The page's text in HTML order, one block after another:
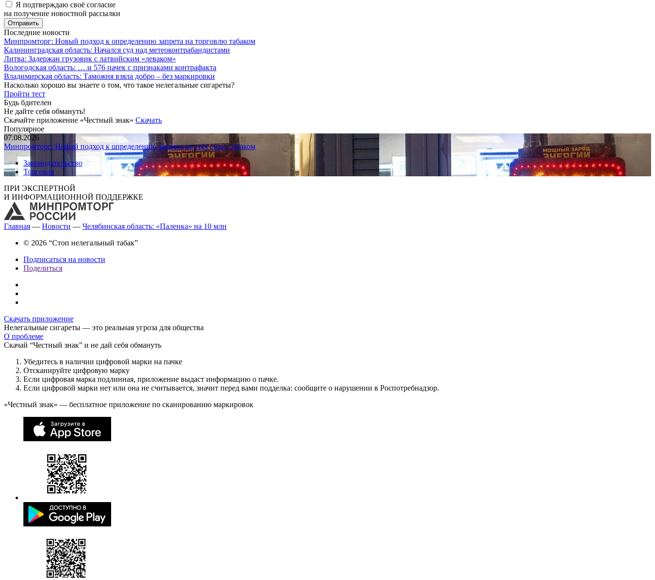
Я подтверждаю своё согласие
на получение новостной рассылки
Последние новости
Минпромторг: Новый подход к определению запрета на торговлю табаком
Калининградская область: Начался суд над метеоконтрабандистами
Литва: Задержан грузовик с латвийским «леваком»
Вологодская область: … и 576 пачек с признаками контрафакта
Владимирская область: Таможня взяла добро – без маркировки
Насколько хорошо вы знаете о том, что такое нелегальные сигареты?
Пройти тест
Будь бдителен
Не дайте себя обмануть!
Скачайте приложение «Честный знак» Скачать
Популярное
07.08.2026
Минпромторг: Новый подход к определению запрета на торговлю табаком
Законодательство
Торговля
ПРИ ЭКСПЕРТНОЙ
И ИНФОРМАЦИОННОЙ ПОДДЕРЖКЕ
Главная — Новости — Челябинская область: «Паленка» на 10 млн
© 2026 “Стоп нелегальный табак”
Подписаться на новости
Поделиться
Скачать приложение
Нелегальные сигареты — это реальная угроза для общества
О проблеме
Скачай “Честный знак” и не дай себя обмануть
Убедитесь в наличии цифровой марки на пачке
Отсканируйте цифровую марку
Если цифровая марка подлинная, приложение выдаст информацию о пачке.
Если цифровой марки нет или она не считывается, значит перед вами подделка: сообщите о нарушении в Роспотребнадзор.
«Честный знак» — бесплатное приложение по сканированию маркировок